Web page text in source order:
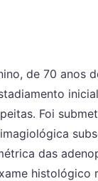
de 70 anos
Foi
das